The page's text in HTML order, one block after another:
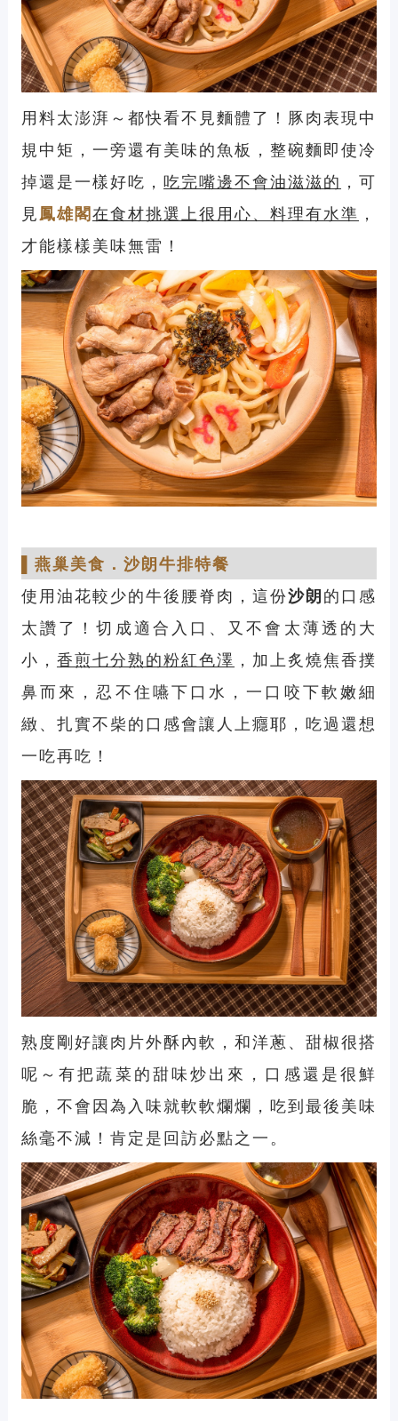
用料太澎湃～都快看不見麵體了！豚肉表現中
規中矩，一旁還有美味的魚板，整碗麵即使冷
掉還是一樣好吃， 吃完嘴邊不會油滋滋的 ，可
見鳳雄閣在食材挑選上很用心、料理有水準 ，
才能樣樣美味無雷！
燕巢美食 ． 沙朗牛排特餐
使用油花較少的牛後腰脊肉，這份沙朗的口感
太讚了！切成適合入口、又不會太薄透的大
小， 香煎七分熟的粉紅色澤 ，加上炙燒焦香撲
鼻而來，忍不住嚥下口水，一口咬下軟嫩細
緻、扎實不柴的口感會讓人上癮耶，吃過還想
一吃再吃！
熟度剛好讓肉片外酥內軟，和洋蔥、甜椒很搭
呢～有把蔬菜的甜味炒出來，口感還是很鮮
脆，不會因為入味就軟軟爛爛，吃到最後美味
絲毫不減！肯定是回訪必點之一。